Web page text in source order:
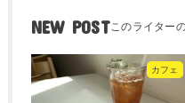
NEW POST
カフェ